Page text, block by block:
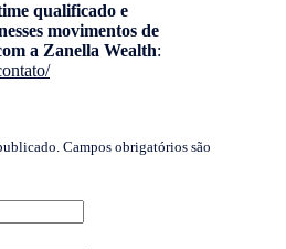
qualificado e
movimentos de
a Zanella Wealth:
Campos obrigatórios são